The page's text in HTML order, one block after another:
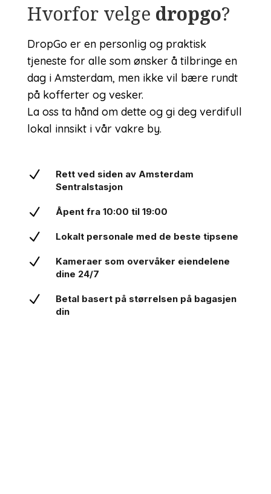
Hvorfor velge dropgo?
DropGo er en personlig og praktisk
tjeneste for alle som ønsker å tilbringe en
dag i Amsterdam, men ikke vil bære rundt
på kofferter og vesker.
La oss ta hånd om dette og gi deg verdifull
lokal innsikt i vår vakre by.
N
Rett ved siden av Amsterdam
Sentralstasjon
N Åpent fra 10:00 til 19:00
N Lokalt personale med de beste tipsene
N
Kameraer som overvåker eiendelene
dine 24/7
N
Betal basert på størrelsen på bagasjen
din